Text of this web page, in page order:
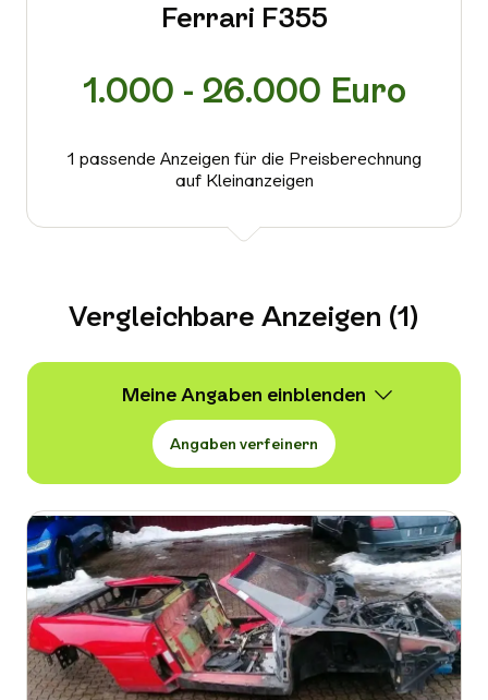
Ferrari F355
1.000 - 26.000 Euro
1 passende Anzeigen für die Preisberechnung
auf Kleinanzeigen
Vergleichbare Anzeigen (1)
Meine Angaben
Angaben verfeinern
Wert
10.000 -
10.000 € VB
Erstzulassung
-